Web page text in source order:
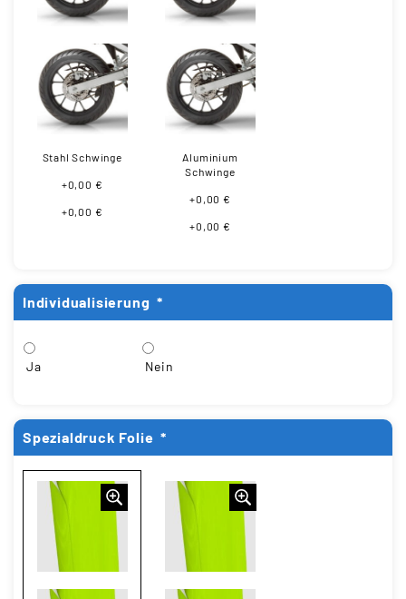
Stahl Schwinge
+0,00 €
+0,00 €
Aluminium
Schwinge
+0,00 €
+0,00 €
Individualisierung *
Ja Nein
Spezialdruck Folie *